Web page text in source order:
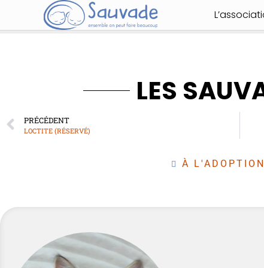
LES
PRÉCÉDENT
LOCTITE (RÉSERVÉ)
À L'ADOPTION